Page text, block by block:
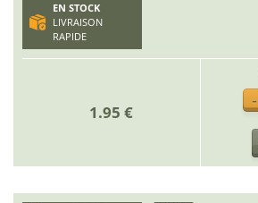
EN STOCK
LIVRAISON
RAPIDE
1.95 €
-